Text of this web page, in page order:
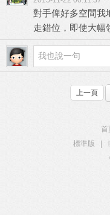
對手俾好多空間我
走錯位，即使大幅
上一頁
首
標準版